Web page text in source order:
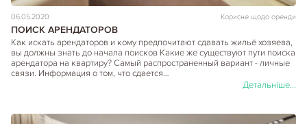
06.05.2020 Корисне щодо оренди
ПОИСК АРЕНДАТОРОВ
Как искать арендаторов и кому предпочитают сдавать жильё хозяева,
вы должны знать до начала поисков Какие же существуют пути поиска
арендатора на квартиру? Самый распространенный вариант - личные
связи. Информация о том, что сдается…
Детальніше...